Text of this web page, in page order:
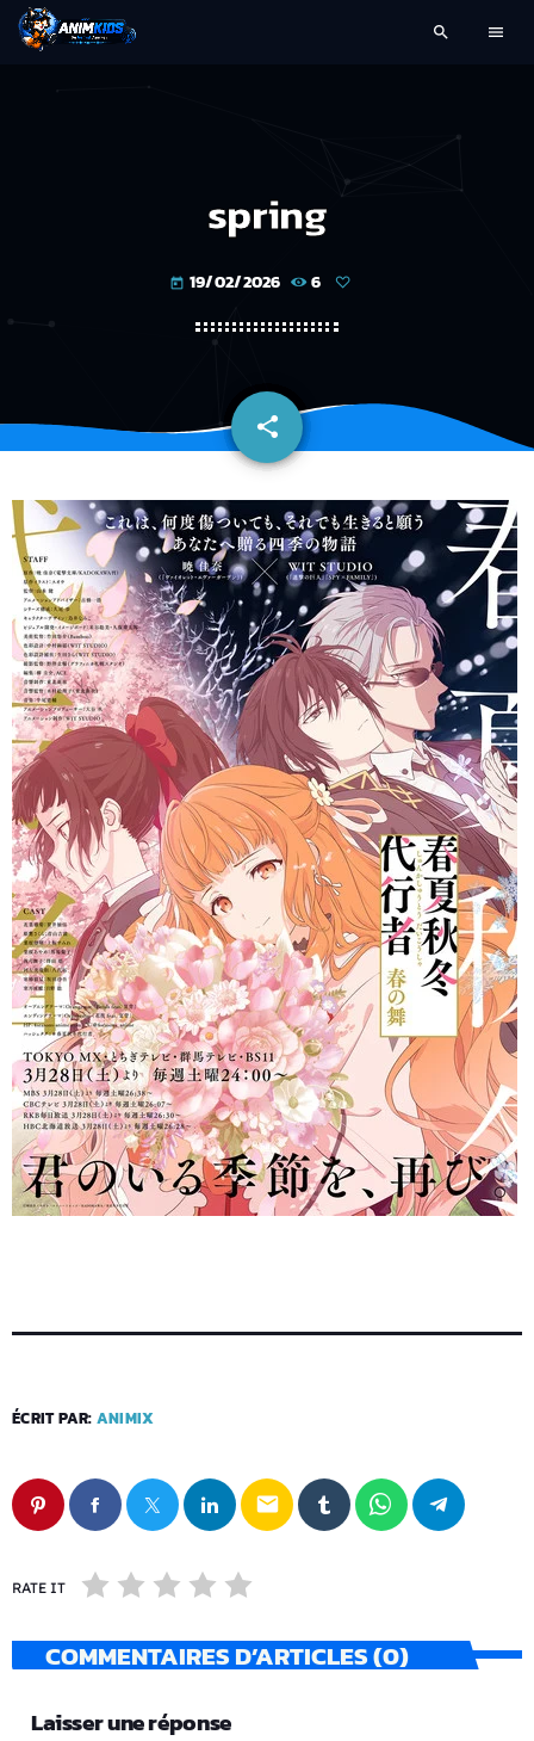
search menu
spring
today 19/02/2026 6
share
email
ÉCRIT PAR: ANIMIX
email
RATE IT
COMMENTAIRES D’ARTICLES (0)
Laisser une réponse